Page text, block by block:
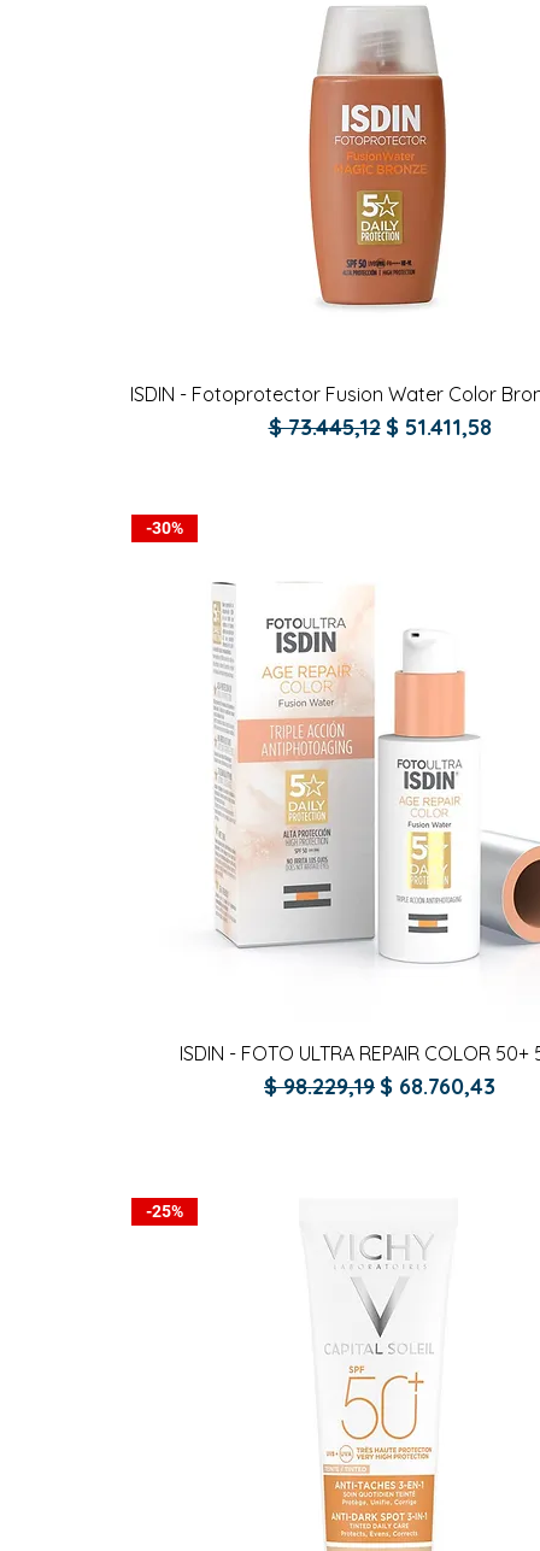
Vista rápida
ISDIN - Fotoprotector Fusion Water Color
Precio
$ 73.445,12 Precio de
$ 51.411,58
Vista rápida
-30%
ISDIN - FOTO ULTRA REPAIR COLOR 50+
Precio
$ 98.229,19 Precio de
$ 68.760,43
-25%